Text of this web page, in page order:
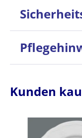
Kunden